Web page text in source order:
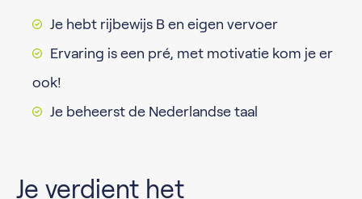
Je hebt rijbewijs B en eigen vervoer
Ervaring is een pré, met motivatie kom je er
ook!
Je beheerst de Nederlandse taal
Je verdient het